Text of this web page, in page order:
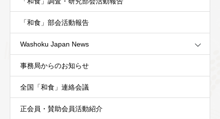
「和食」部会活動報告
Washoku Japan News
事務局からのお知らせ
全国「和食」連絡会議
正会員・賛助会員活動紹介